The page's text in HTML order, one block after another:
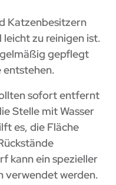
Katzenbesitzern
zu reinigen ist.
gepflegt
entstehen.
sofort entfernt
Stelle mit Wasser
es, die Fläche
kann ein spezieller
verwendet werden.